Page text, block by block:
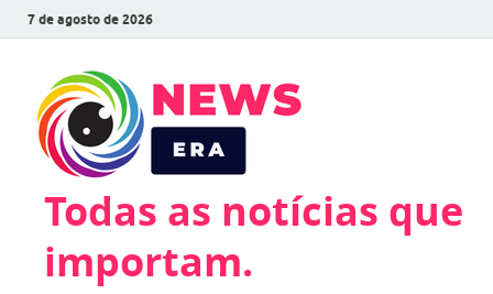
7 de agosto de 2026
Todas as notícias que
importam.